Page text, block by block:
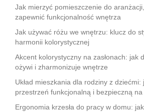
Jak mierzyć pomieszczenie do
zapewnić funkcjonalność wnętrza
Jak używać różu we wnętrzu: klucz do
harmonii kolorystycznej
Akcent kolorystyczny na zasłonach: jak
ożywi i zharmonizuje wnętrze
Układ mieszkania dla rodziny z
przestrzeń funkcjonalną i bezpieczną na
Ergonomia krzesła do pracy w domu: